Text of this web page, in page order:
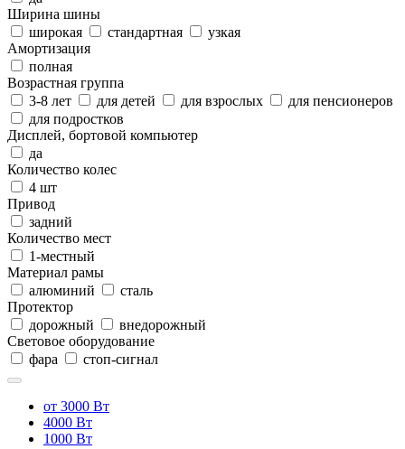
Ширина шины
широкая
стандартная
узкая
Амортизация
полная
Возрастная группа
3-8 лет
для детей для взрослых
для пенсионеров
для подростков
Дисплей, бортовой компьютер
да
Количество колес
4 шт
Привод
задний
Количество мест
1-местный
Материал рамы
алюминий
сталь
Протектор
дорожный
внедорожный
Световое оборудование
фара
стоп-сигнал
от 3000 Вт
4000 Вт
1000 Вт